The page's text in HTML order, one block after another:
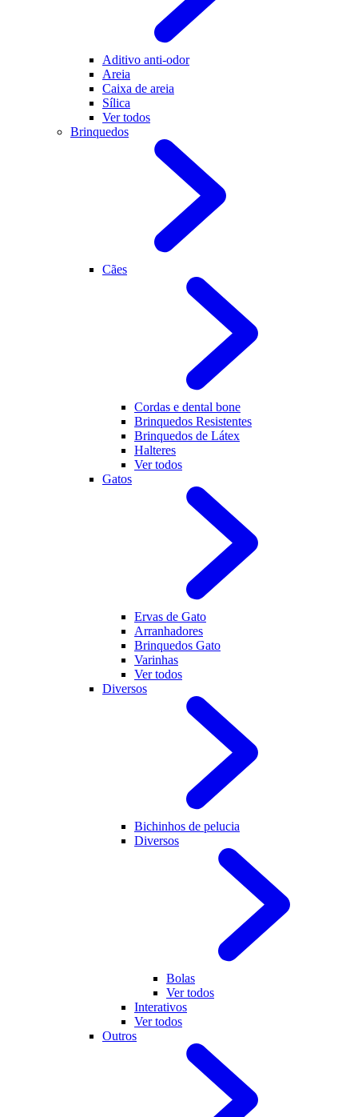
Aditivo anti-odor
Areia
Caixa de areia
Sílica
Ver todos
Brinquedos
Cães
Cordas e dental bone
Brinquedos Resistentes
Brinquedos de Látex
Halteres
Ver todos
Gatos
Ervas de Gato
Arranhadores
Brinquedos Gato
Varinhas
Ver todos
Diversos
Bichinhos de pelucia
Diversos
Bolas
Ver todos
Interativos
Ver todos
Outros